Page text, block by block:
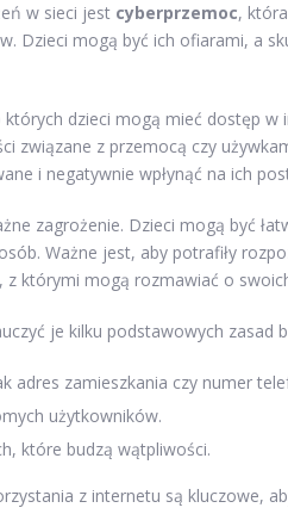
w sieci jest cyberprzemoc,
Dzieci mogą być ich ofiarami, a
których dzieci mogą mieć dostęp w
związane z przemocą czy
i negatywnie wpłynąć na ich
zagrożenie. Dzieci mogą być
Ważne jest, aby potrafiły
z którymi mogą rozmawiać o
je kilku podstawowych zasad
adres zamieszkania czy numer
użytkowników.
które budzą wątpliwości.
z internetu są kluczowe,